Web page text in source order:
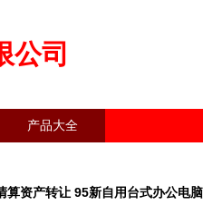
公司
产品大全
算资产转让 95新自用台式办公电脑